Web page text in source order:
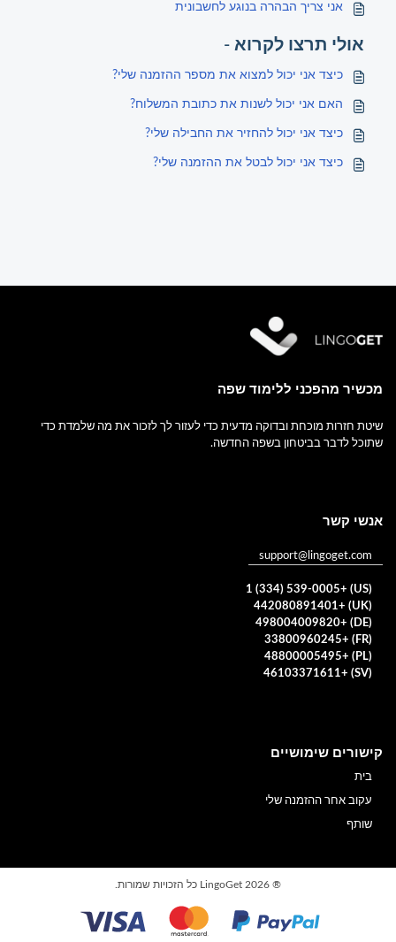
אני צריך הבהרה בנוגע לחשבונית
אולי תרצו לקרוא -
כיצד אני יכול למצוא את מספר ההזמנה שלי?
האם אני יכול לשנות את כתובת המשלוח?
כיצד אני יכול להחזיר את החבילה שלי?
כיצד אני יכול לבטל את ההזמנה שלי?
מכשיר מהפכני ללימוד שפה
שיטת חזרות מוכחת ובדוקה מדעית כדי לעזור לך לזכור את מה שלמדת כדי
שתוכל לדבר בביטחון בשפה החדשה.
אנשי קשר
support@lingoget.com
(US) +1 (334) 539-0005
(UK) +442080891401
(DE) +498004009820
(FR) +33800960245
(PL) +48800005495
(SV) +46103371611
קישורים שימושיים
בית
עקוב אחר ההזמנה שלי
שותף
® 2026 LingoGet כל הזכויות שמורות.